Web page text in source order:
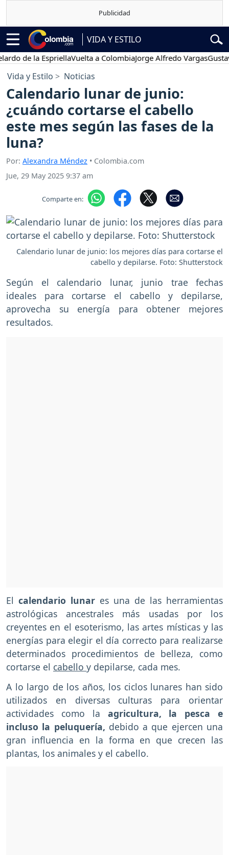
VIDA Y ESTILO
la EspriellaVuelta a ColombiaJorge Alfredo Vargas Gustavo
Vida y Estilo Noticias
Calendario lunar de junio:
¿cuándo cortarse el cabello
este mes según las fases de la
luna?
Por: Alexandra Méndez • Colombia.com
Jue, 29 May 2025 9:37 am
Comparte en:
Calendario lunar de junio: los mejores días para cortarse el
cabello y depilarse. Foto: Shutterstock
Según el calendario lunar, junio trae fechas
ideales para cortarse el cabello y depilarse,
aprovecha su energía para obtener mejores
resultados.
El calendario lunar es una de las herramientas
astrológicas ancestrales más usadas por los
creyentes en el esoterismo, las artes místicas y las
energías para elegir el día correcto para realizarse
determinados procedimientos de belleza, como
cortarse el cabello y depilarse, cada mes.
A lo largo de los años, los ciclos lunares han sido
utilizados en diversas culturas para orientar
actividades como la agricultura, la pesca e
incluso la peluquería, debido a que ejercen una
gran influencia en la forma en que crecen las
plantas, los animales y el cabello.